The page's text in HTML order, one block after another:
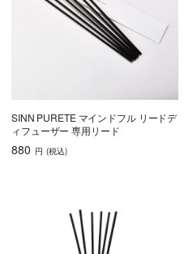
SINN PURETE マインドフル リードデ
ィフューザー 専用リード
880 円 (税込)